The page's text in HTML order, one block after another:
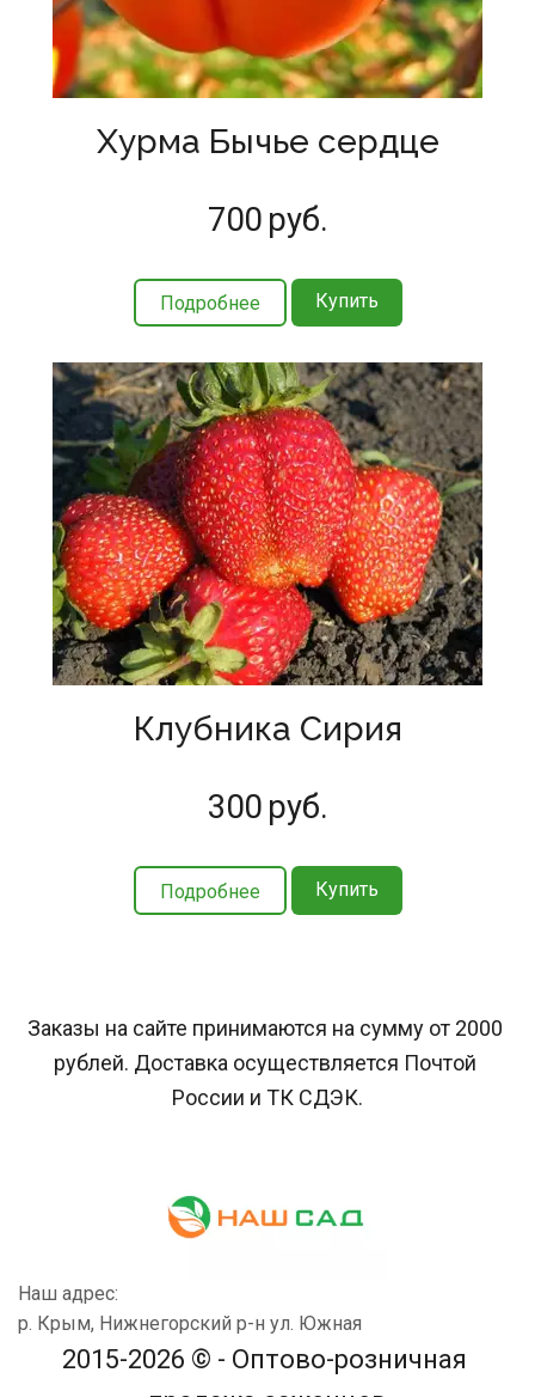
Хурма Бычье сердце
700 руб.
Подробнее Купить
Клубника Сирия
300 руб.
Подробнее Купить
Заказы на сайте принимаются на сумму от 2000
рублей. Доставка осуществляется Почтой
России и ТК СДЭК.
Наш адрес:
р. Крым, Нижнегорский р-н ул. Южная
2015-2026 © - Оптово-розничная